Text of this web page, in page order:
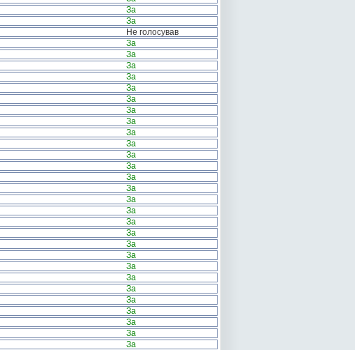
За
За
Не голосував
За
За
За
За
За
За
За
За
За
За
За
За
За
За
За
За
За
За
За
За
За
За
За
За
За
За
За
За